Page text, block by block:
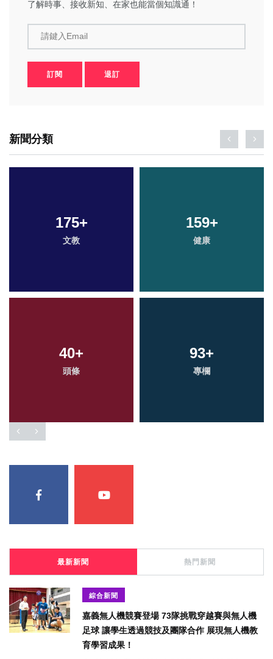
了解時事、接收新知、在家也能當個知識通！
請鍵入Email
訂閱 退訂
新聞分類
175+
文教
159+
健康
40+
頭條
93+
專欄
最新新聞 熱門新聞
綜合新聞
嘉義無人機競賽登場 73隊挑戰穿越賽與無人機
足球 讓學生透過競技及團隊合作 展現無人機教
育學習成果！